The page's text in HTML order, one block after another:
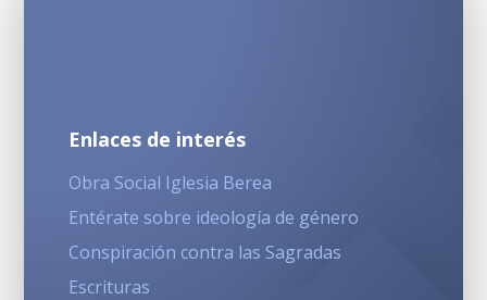
Enlaces de interés
Obra Social Iglesia Berea
Entérate sobre ideología de género
Conspiración contra las Sagradas
Escrituras